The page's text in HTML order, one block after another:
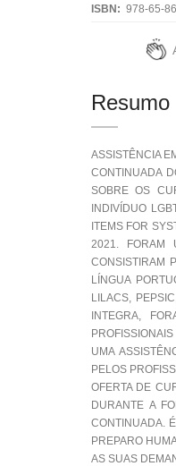
ISBN: 978-65-
Resumo
ASSISTÊNCIA
CONTINUADA
SOBRE OS
INDIVÍDUO
ITEMS FOR
2021. FORAM
CONSISTIRAM
LÍNGUA
LILACS,
INTEGRA,
UMA
PELOS
OFERTA DE
DURANTE A
CONTINUADA.
PREPARO
AS SUAS